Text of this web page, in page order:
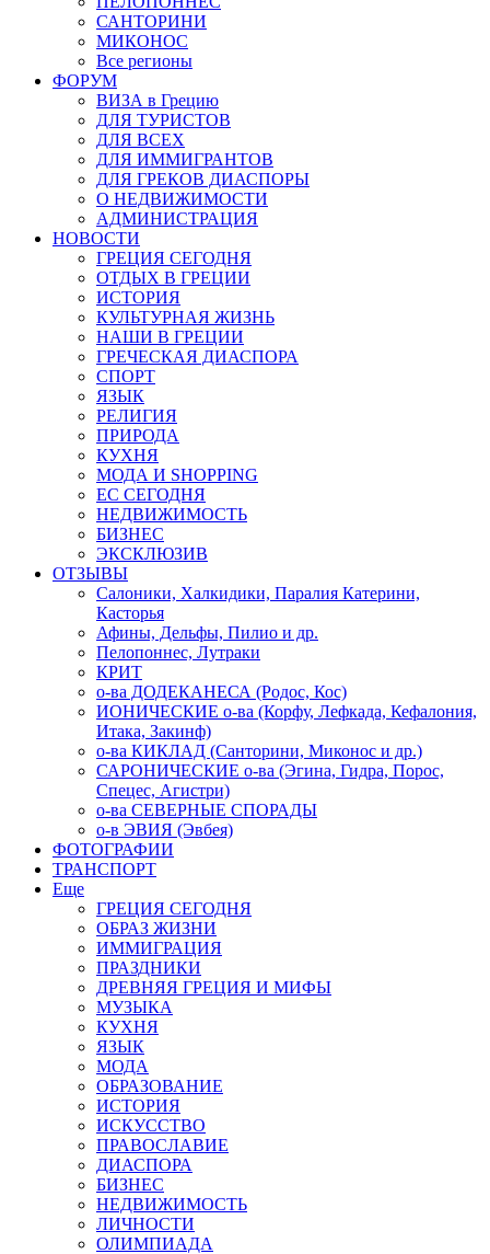
САНТОРИНИ
МИКОНОС
Все регионы
ФОРУМ
ВИЗА в Грецию
ДЛЯ ТУРИСТОВ
ДЛЯ ВСЕХ
ДЛЯ ИММИГРАНТОВ
ДЛЯ ГРЕКОВ ДИАСПОРЫ
О НЕДВИЖИМОСТИ
АДМИНИСТРАЦИЯ
НОВОСТИ
ГРЕЦИЯ СЕГОДНЯ
ОТДЫХ В ГРЕЦИИ
ИСТОРИЯ
КУЛЬТУРНАЯ ЖИЗНЬ
НАШИ В ГРЕЦИИ
ГРЕЧЕСКАЯ ДИАСПОРА
СПОРТ
ЯЗЫК
РЕЛИГИЯ
ПРИРОДА
КУХНЯ
МОДА И SHOPPING
ЕС СЕГОДНЯ
НЕДВИЖИМОСТЬ
БИЗНЕС
ЭКСКЛЮЗИВ
ОТЗЫВЫ
Салоники, Халкидики, Паралия Катерини,
Касторья
Афины, Дельфы, Пилио и др.
Пелопоннес, Лутраки
КРИТ
о-ва ДОДЕКАНЕСА (Родос, Кос)
ИОНИЧЕСКИЕ о-ва (Корфу, Лефкада, Кефалония,
Итака, Закинф)
о-ва КИКЛАД (Санторини, Миконос и др.)
САРОНИЧЕСКИЕ о-ва (Эгина, Гидра, Порос,
Спецес, Агистри)
о-ва СЕВЕРНЫЕ СПОРАДЫ
о-в ЭВИЯ (Эвбея)
ФОТОГРАФИИ
ТРАНСПОРТ
Еще
ГРЕЦИЯ СЕГОДНЯ
ОБРАЗ ЖИЗНИ
ИММИГРАЦИЯ
ПРАЗДНИКИ
ДРЕВНЯЯ ГРЕЦИЯ И МИФЫ
МУЗЫКА
КУХНЯ
ЯЗЫК
МОДА
ОБРАЗОВАНИЕ
ИСТОРИЯ
ИСКУССТВО
ПРАВОСЛАВИЕ
ДИАСПОРА
БИЗНЕС
НЕДВИЖИМОСТЬ
ЛИЧНОСТИ
ОЛИМПИАДА